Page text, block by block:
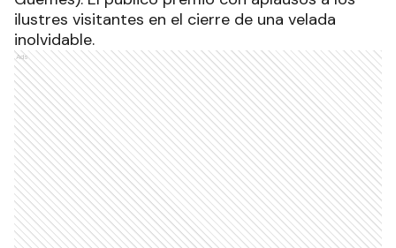
ilustres visitantes en el cierre de una velada
inolvidable.
Ads